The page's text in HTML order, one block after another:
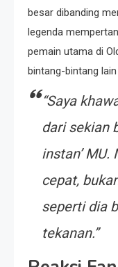
besar dibanding
legenda
pemain utama di
bintang-bintang
“Saya
dari sekian
instan’
cepat,
seperti dia
tekanan.”